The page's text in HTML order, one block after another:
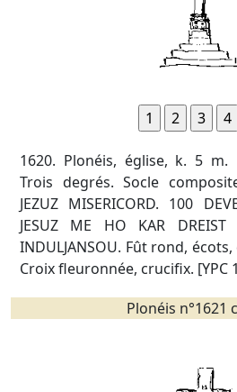
1620. Plonéis, église, k. 5 m.
Trois degrés. Socle
JEZUZ MISERICORD. 100
JESUZ ME HO KAR DREIST
INDULJANSOU. Fût rond,
Croix fleuronnée, crucifix. [YPC
Plonéis n°1621